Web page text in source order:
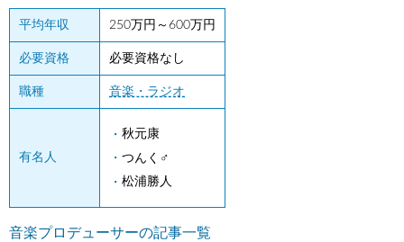
平均年収 250万円～600万円
必要資格 必要資格なし
職種 音楽・ラジオ
有名人
秋元康
つんく♂
松浦勝人
音楽プロデューサーの記事一覧